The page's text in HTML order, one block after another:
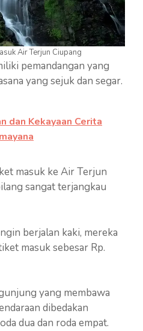
Air Terjun Ciupang
pemandangan yang
yang sejuk dan segar.
dan Kekayaan Cerita
masuk ke Air Terjun
sangat terjangkau
berjalan kaki, mereka
masuk sebesar Rp.
yang membawa
dibedakan
dua dan roda empat.